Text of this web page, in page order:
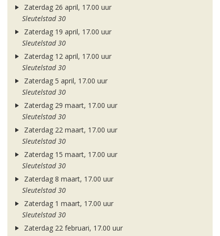
Zaterdag 26 april, 17.00 uur
Sleutelstad 30
Zaterdag 19 april, 17.00 uur
Sleutelstad 30
Zaterdag 12 april, 17.00 uur
Sleutelstad 30
Zaterdag 5 april, 17.00 uur
Sleutelstad 30
Zaterdag 29 maart, 17.00 uur
Sleutelstad 30
Zaterdag 22 maart, 17.00 uur
Sleutelstad 30
Zaterdag 15 maart, 17.00 uur
Sleutelstad 30
Zaterdag 8 maart, 17.00 uur
Sleutelstad 30
Zaterdag 1 maart, 17.00 uur
Sleutelstad 30
Zaterdag 22 februari, 17.00 uur